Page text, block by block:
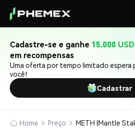
Cadastre-se e ganhe 15.000
em recompensas
Uma oferta por tempo limitado espera
você!
Cadastrar
Home Preço